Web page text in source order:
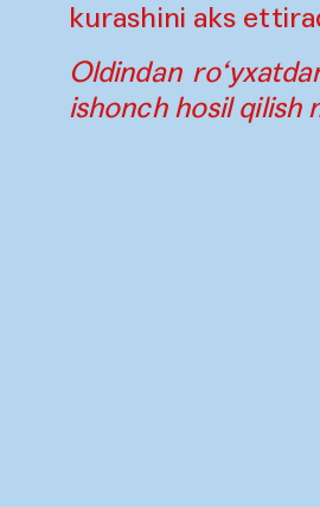
kurashini aks
Oldindan
ishonch hosil qilish